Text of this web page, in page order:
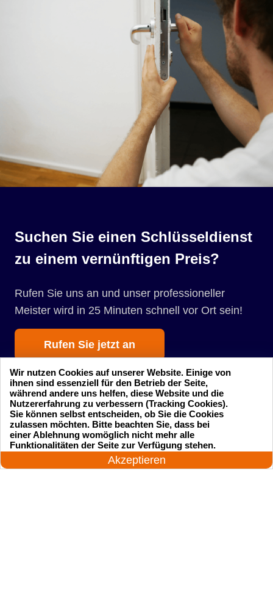
Suchen Sie einen Schlüsseldienst
zu einem vernünftigen Preis?
Rufen Sie uns an und unser professioneller
Meister wird in 25 Minuten schnell vor Ort sein!
Rufen Sie jetzt an
Startseite Einsatzgebiete
Preise
24 Stunden am Tag
Akzeptieren
Wir nutzen Cookies auf unserer Website. Einige von
ihnen sind essenziell für den Betrieb der Seite,
während andere uns helfen, diese Website und die
Nutzererfahrung zu verbessern (Tracking Cookies).
Sie können selbst entscheiden, ob Sie die Cookies
zulassen möchten. Bitte beachten Sie, dass bei
einer Ablehnung womöglich nicht mehr alle
Funktionalitäten der Seite zur Verfügung stehen.